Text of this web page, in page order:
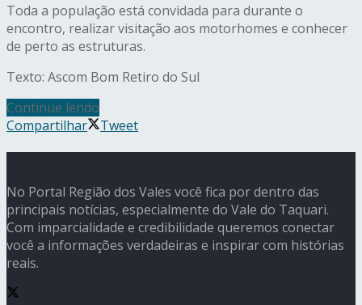
Toda a população está convidada para durante o
encontro, realizar visitação aos motorhomes e conhecer
de perto as estruturas.
Texto: Ascom Bom Retiro do Sul
Continue lendo
Compartilhar
Tweet
No Portal Região dos Vales você fica por dentro das
principais notícias, especialmente do Vale do Taquari.
Com imparcialidade e credibilidade queremos conectar
você a informações verdadeiras e inspirar com histórias
reais.